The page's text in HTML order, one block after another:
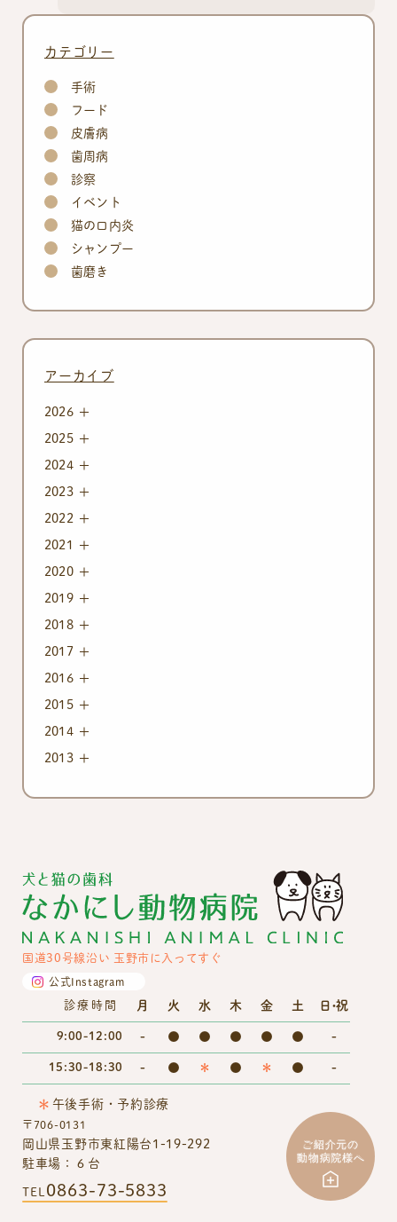
カテゴリー
手術
フード
皮膚病
歯周病
診察
イベント
猫の口内炎
シャンプー
歯磨き
アーカイブ
2026
2025
2024
2023
2022
2021
2020
2019
2018
2017
2016
2015
2014
2013
国道30号線沿い 玉野市に入ってすぐ
公式Instagram
〒706-0131
岡山県玉野市東紅陽台1-19-292
駐車場：６台
TEL0863-73-5833
診療時間 月 火 水 木 金 土 日・祝
9:00-12:00 - ● ● ● ● ● -
15:30-18:30 - ● ＊ ● ＊ ● -
＊ 午後手術・予約診療